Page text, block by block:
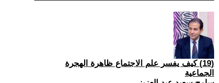
(19) كيف يفسر علم الاجتماع ظاهرة الهجرة
الجماعية